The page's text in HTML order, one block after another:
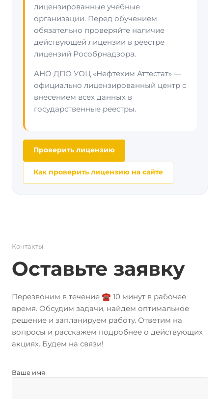
лицензированные учебные
организации. Перед обучением
обязательно проверяйте наличие
действующей лицензии в реестре
лицензий Рособрнадзора.
АНО ДПО УОЦ «Нефтехим Аттестат» —
официально лицензированный центр с
внесением всех данных в
государственные реестры.
Проверить лицензию
Как проверить лицензию на сайте
Контакты
Оставьте заявку
Перезвоним в течение ☎️ 10 минут в рабочее
время. Обсудим задачи, найдем оптимальное
решение и запланируем работу. Ответим на
вопросы и расскажем подробнее о действующих
акциях. Будем на связи!
Ваше имя